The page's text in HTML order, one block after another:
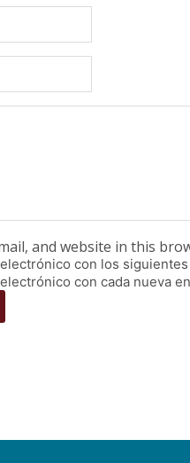
and website in this
con los
con cada nueva